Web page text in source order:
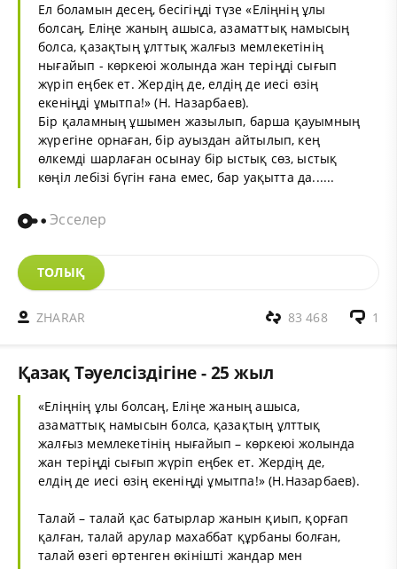
Ел боламын десең, бесігіңді түзе «Еліңнің ұлы
болсаң, Еліңе жаның ашыса, азаматтық намысың
болса, қазақтың ұлттық жалғыз мемлекетінің
нығайып - көркеюі жолында жан теріңді сығып
жүріп еңбек ет. Жердің де, елдің де иесі өзің
екеніңді ұмытпа!» (Н. Назарбаев).
Бір қаламның ұшымен жазылып, барша қауымның
жүрегіне орнаған, бір ауыздан айтылып, кең
өлкемді шарлаған осынау бір ыстық сөз, ыстық
көңіл лебізі бүгін ғана емес, бар уақытта да......
Эсселер
ТОЛЫҚ
ZHARAR 1
83 468
Қазақ Тәуелсіздігіне - 25 жыл
«Еліңнің ұлы болсаң, Еліңе жаның ашыса,
азаматтық намысын болса, қазақтың ұлттық
жалғыз мемлекетінің нығайып – көркеюі жолында
жан теріңді сығып жүріп еңбек ет. Жердің де,
елдің де иесі өзің екеніңді ұмытпа!» (Н.Назарбаев).
Талай – талай қас батырлар жанын қиып, қорғап
қалған, талай арулар махаббат құрбаны болған,
талай өзегі өртенген өкінішті жандар мен